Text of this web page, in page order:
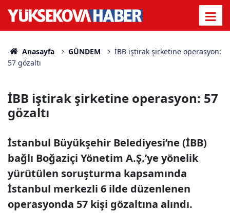
Anasayfa GÜNDEM
İBB iştirak şirketine operasyon:
57 gözaltı
İBB iştirak şirketine operasyon: 57
gözaltı
İstanbul Büyükşehir Belediyesi’ne (İBB)
bağlı Boğaziçi Yönetim A.Ş.’ye yönelik
yürütülen soruşturma kapsamında
İstanbul merkezli 6 ilde düzenlenen
operasyonda 57 kişi gözaltına alındı.